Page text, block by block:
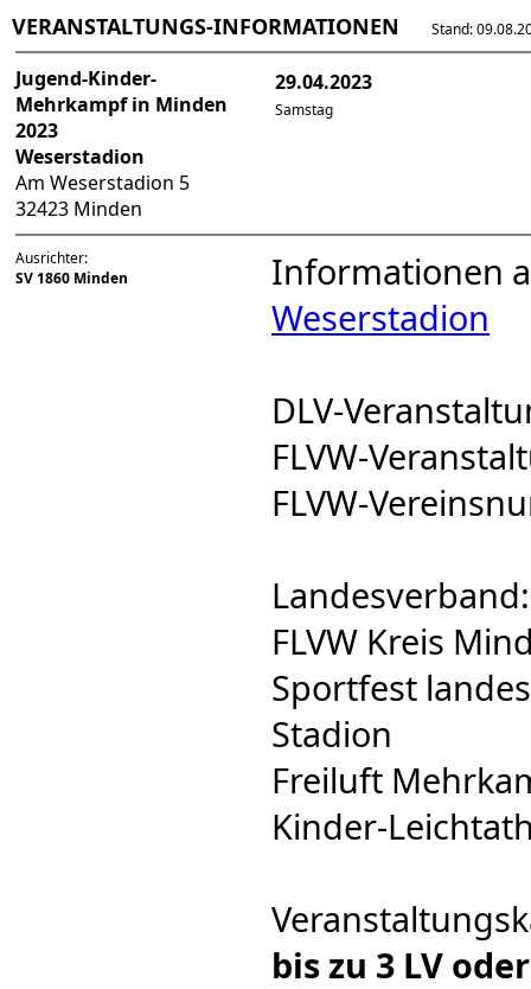
VERANSTALTUNGS-INFORMATIONEN Stand:
Jugend-Kinder-
Mehrkampf in Minden
2023
Weserstadion
Am Weserstadion 5
32423 Minden
29.04.2023
Samstag
Ausrichter:
SV 1860 Minden
Informationen
Weserstadion
DLV-
FLVW-
FLVW-
FLVW Kreis
Sportfest
Stadion
Freiluft
Kinder-
bis zu 3 LV